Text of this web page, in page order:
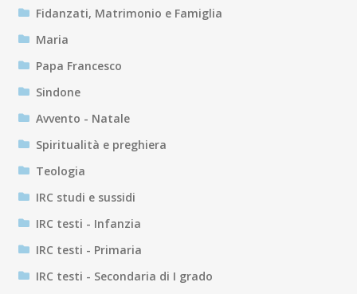
Fidanzati, Matrimonio e Famiglia
Maria
Papa Francesco
Sindone
Avvento - Natale
Spiritualità e preghiera
Teologia
IRC studi e sussidi
IRC testi - Infanzia
IRC testi - Primaria
IRC testi - Secondaria di I grado